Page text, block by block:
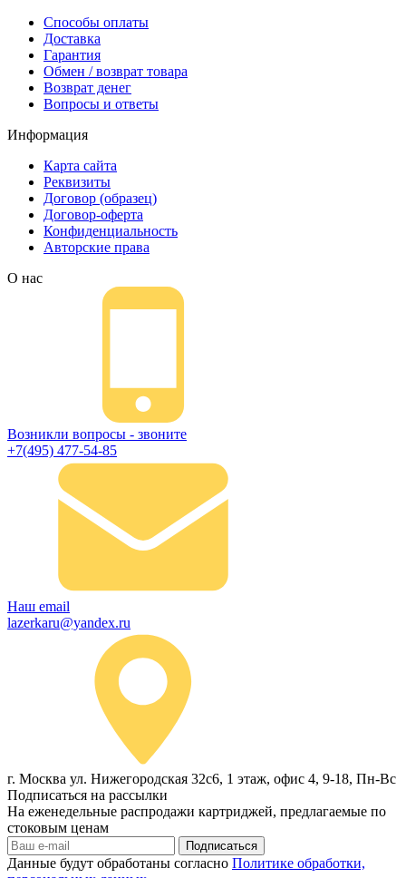
Способы оплаты
Доставка
Гарантия
Обмен / возврат товара
Возврат денег
Вопросы и ответы
Информация
Карта сайта
Реквизиты
Договор (образец)
Договор-оферта
Конфиденциальность
Авторские права
О нас
Возникли вопросы - звоните
+7(495) 477-54-85
Наш email
lazerkaru@yandex.ru
г. Москва ул. Нижегородская 32с6, 1 этаж, офис 4, 9-18, Пн-Вс
Подписаться на рассылки
На еженедельные распродажи картриджей, предлагаемые по
стоковым ценам
Подписаться
Данные будут обработаны согласно Политике обработки,